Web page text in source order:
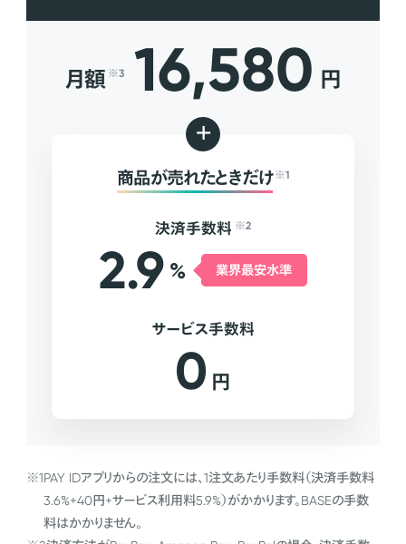
月額 ※3 16,580 円
+
商品が売れたときだけ ※1
決済手数料 ※2
2.9 % 業界最安水準
サービス手数料
0 円
※1PAY IDアプリからの注文には、1注文あたり手数料（決済手数料
3.6%+40円+サービス利用料5.9%）がかかります。BASEの手数
料はかかりません。